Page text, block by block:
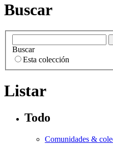
Buscar
Buscar
Esta colección
Listar
Todo
Comunidades &